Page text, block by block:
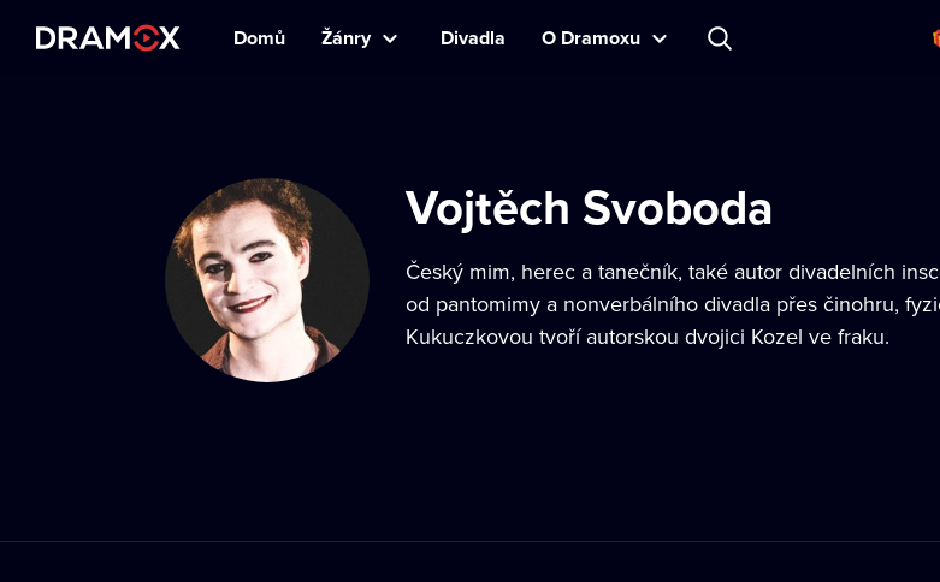
Domů Žánry Divadla O Dramoxu
Vojtěch Svoboda
Český mim, herec a tanečník, také autor divadelních
od pantomimy a nonverbálního divadla přes činohru,
Kukuczkovou tvoří autorskou dvojici Kozel ve fraku.